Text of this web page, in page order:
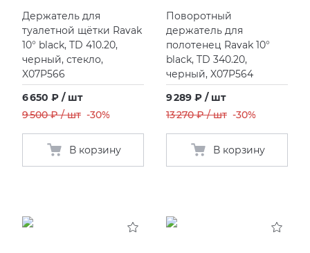
Держатель для
туалетной щётки Ravak
10° black, TD 410.20,
черный, стекло,
X07P566
6 650 ₽ / шт
9 500 ₽ / шт -30%
В корзину
Поворотный
держатель для
полотенец Ravak 10°
black, TD 340.20,
черный, X07P564
9 289 ₽ / шт
13 270 ₽ / шт -30%
В корзину